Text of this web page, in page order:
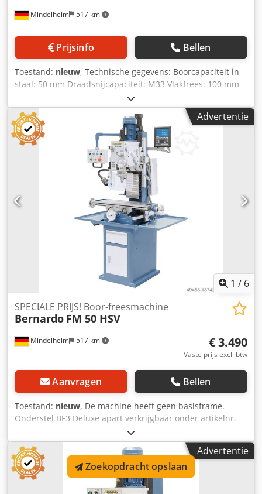
Mindelheim 517 km
Prijsinfo Bellen
Toestand: nieuw, Technische gegevens: Boorcapaciteit in
staal: 50 mm Draadsnijcapaciteit: M33 Vlakfrees: 100 mm
Frees: 25 mm Spindel: MK 4 Sleufdiepte: 340 mm
Snelheden: (6) 50 - 1510 1/min zwenkslag: 200 mm
spindelmantelaanzet: 0,1 / 0,2 / 0,3 / 0,4 mm/omwenteling
Tafelafmetingen: 820 x 240 mm Verplaatsingsbaan X: 460
mm Verplaatsingsbaan Y: 280 mm Diameter kolom: 180
mm Aantal T-sleuven: 4 Afmetingen T-sleuven: 16 x 26 mm
Motorvermogen: 3 kW Gewicht, ongeveer: 750 kg
Uitrusting: Dcsdpfx Ajpxmlqehhok - Kruistafel -
Draadspanspindel - Draadsnij-inrichting - Automatische
spindeltoevoer - LED-machinelicht - Draaibare tafel -
Handmatige fijnaanzet - Koelvloeistofvoorziening - In
hoogte verstelbare beschermkap - Tegen eindschakelaar
beveiligde spindelbeschermer
Advertentie
1 / 6
Mindelheim 517 km
SPECIALE PRIJS! Boor-freesmachine
Bernardo FM 50 HSV
€ 3.490
Vaste prijs excl. btw
Aanvragen Bellen
Toestand: nieuw, De machine heeft geen basisframe.
Onderstel BF3 Deluxe apart verkrijgbaar onder artikelnr.
56-1017. Technische gegevens: Boorcapaciteit in staal: 32
mm Boorcapaciteit in gietijzer: 40 mm Freeskopfrees max.:
80 mm Projectie: 220 mm Spiltoerental: (12) 75 - 3200
1/min Spindelbevestiging: MK4 Penslag: 120 mm
Pentoevoer: (3) 0,10 / 0,18 / 0,26 mm / omwenteling
Advertentie
Zoekopdracht opslaan